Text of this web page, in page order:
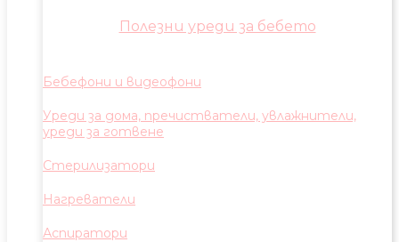
Полезни уреди за бебето
Бебефони и видеофони
Уреди за дома, пречистватели, увлажнители,
уреди за готвене
Стерилизатори
Нагреватели
Аспиратори